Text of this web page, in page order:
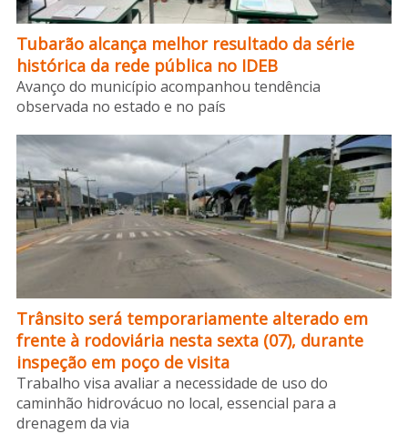
Tubarão alcança melhor resultado da série
histórica da rede pública no IDEB
Avanço do município acompanhou tendência
observada no estado e no país
Trânsito será temporariamente alterado em
frente à rodoviária nesta sexta (07), durante
inspeção em poço de visita
Trabalho visa avaliar a necessidade de uso do
caminhão hidrovácuo no local, essencial para a
drenagem da via